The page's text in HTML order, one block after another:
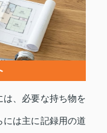
、必要な持ち物を
は主に記録用の道